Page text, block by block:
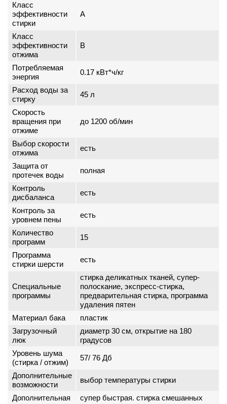
Класс
эффективности
стирки
A
Класс
эффективности
отжима
B
Потребляемая
энергия
0.17 кВт*ч/кг
Расход воды за
стирку
45 л
Скорость
вращения при
отжиме
до 1200 об/мин
Выбор скорости
отжима
есть
Защита от
протечек воды
полная
Контроль
дисбаланса
есть
Контроль за
уровнем пены
есть
Количество
программ
15
Программа
стирки шерсти
есть
Специальные
программы
стирка деликатных тканей, супер-
полоскание, экспресс-стирка,
предварительная стирка, программа
удаления пятен
Материал бака
пластик
Загрузочный
люк
диаметр 30 см, открытие на 180
градусов
Уровень шума
(стирка / отжим)
57/ 76 Дб
Дополнительные
возможности
выбор температуры стирки
Дополнительная
супер быстрая. стирка смешанных